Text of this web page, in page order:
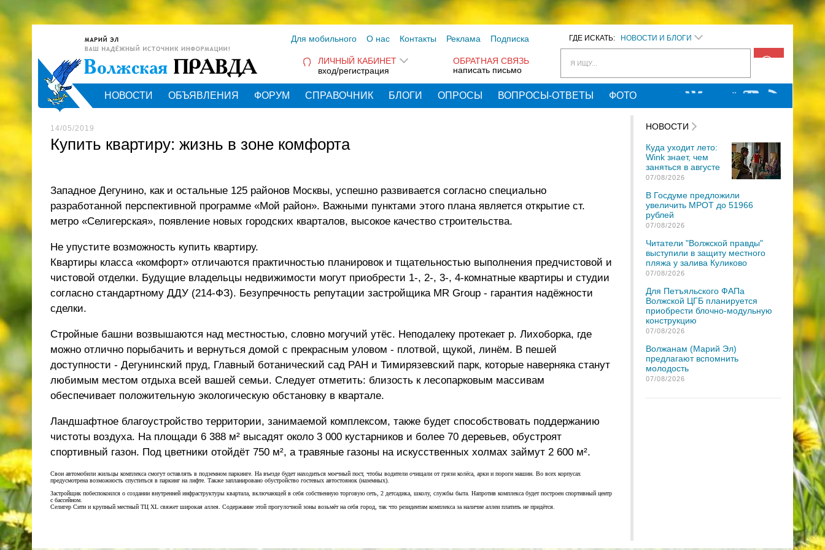
ГДЕ ИСКАТЬ: НОВОСТИ И БЛОГИ
Я ИЩУ...
Для мобильного О нас Контакты Реклама Подписка
ОБРАТНАЯ СВЯЗЬ
написать письмо
ЛИЧНЫЙ КАБИНЕТ
вход/регистрация
НОВОСТИ ОБЪЯВЛЕНИЯ ФОРУМ СПРАВОЧНИК БЛОГИ ОПРОСЫ ВОПРОСЫ-ОТВЕТЫ ФОТО
14/05/2019
Купить квартиру: жизнь в зоне комфорта
Западное Дегунино, как и остальные 125 районов Москвы, успешно развивается согласно специально
разработанной перспективной программе «Мой район». Важными пунктами этого плана является открытие ст.
метро «Селигерская», появление новых городских кварталов, высокое качество строительства.
Не упустите возможность купить квартиру.
Квартиры класса «комфорт» отличаются практичностью планировок и тщательностью выполнения предчистовой и
чистовой отделки. Будущие владельцы недвижимости могут приобрести 1-, 2-, 3-, 4-комнатные квартиры и студии
согласно стандартному ДДУ (214-ФЗ). Безупречность репутации застройщика MR Group - гарантия надёжности
сделки.
Стройные башни возвышаются над местностью, словно могучий утёс. Неподалеку протекает р. Лихоборка, где
можно отлично порыбачить и вернуться домой с прекрасным уловом - плотвой, щукой, линём. В пешей
доступности - Дегунинский пруд, Главный ботанический сад РАН и Тимирязевский парк, которые наверняка станут
любимым местом отдыха всей вашей семьи. Следует отметить: близость к лесопарковым массивам
обеспечивает положительную экологическую обстановку в квартале.
Ландшафтное благоустройство территории, занимаемой комплексом, также будет способствовать поддержанию
чистоты воздуха. На площади 6 388 м² высадят около 3 000 кустарников и более 70 деревьев, обустроят
спортивный газон. Под цветники отойдёт 750 м², а травяные газоны на искусственных холмах займут 2 600 м².
Свои автомобили жильцы комплекса смогут оставлять в подземном паркинге. На въезде будет находиться моечный пост, чтобы водители очищали от грязи колёса, арки и пороги машин. Во всех корпусах
предусмотрена возможность спуститься в паркинг на лифте. Также запланировано обустройство гостевых автостоянок (наземных).
Застройщик побеспокоился о создании внутренней инфраструктуры квартала, включающей в себя собственную торговую сеть, 2 детсадика, школу, службы быта. Напротив комплекса будет построен спортивный центр
с бассейном.
Селигер Сити и крупный местный ТЦ XL свяжет широкая аллея. Содержание этой прогулочной зоны возьмёт на себя город, так что резидентам комплекса за наличие аллеи платить не придётся.
НОВОСТИ
Куда уходит лето:
Wink знает, чем
заняться в августе
07/08/2026
В Госдуме предложили
увеличить МРОТ до 51966
рублей
07/08/2026
Читатели "Волжской правды"
выступили в защиту местного
пляжа у залива Куликово
07/08/2026
Для Петъяльского ФАПа
Волжской ЦГБ планируется
приобрести блочно-модульную
конструкцию
07/08/2026
Волжанам (Марий Эл)
предлагают вспомнить
молодость
07/08/2026